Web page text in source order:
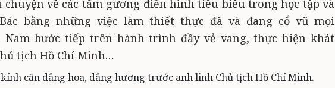
chuyện về các tấm gương điển hình tiêu biểu trong học tập và
bằng những việc làm thiết thực đã và đang cổ vũ mọi
Nam bước tiếp trên hành trình đầy vẻ vang, thực hiện khát
tịch Hồ Chí Minh…